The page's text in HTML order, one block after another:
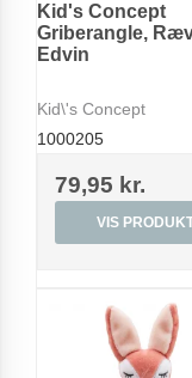
Kid's Concept
Griberangle,
Edvin
Kid\'s Concept
1000205
79,95 kr.
VIS